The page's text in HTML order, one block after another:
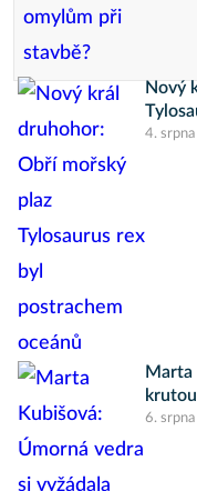
Nový
4.
Marta
6.